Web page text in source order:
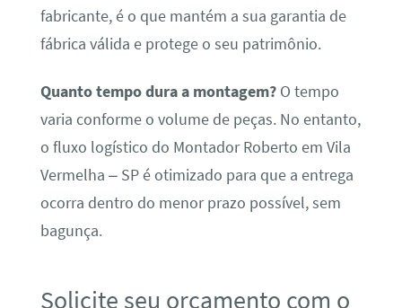
fabricante, é o que mantém a sua garantia de
fábrica válida e protege o seu patrimônio.
Quanto tempo dura a montagem?O tempo
varia conforme o volume de peças. No entanto,
o fluxo logístico do Montador Roberto em Vila
Vermelha – SP é otimizado para que a entrega
ocorra dentro do menor prazo possível, sem
bagunça.
Solicite seu orçamento com o